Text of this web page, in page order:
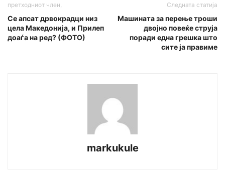
претходниот член,
Се апсат дрвокрадци низ
цела Македонија, и Прилеп
доаѓа на ред? (ФОТО)
Следната статија
Машината за перење троши
двојно повеќе струја
поради една грешка што
сите ја правиме
markukule